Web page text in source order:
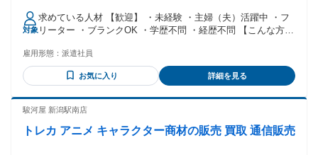
対象
求めている人材 【歓迎】 ・未経験 ・主婦（夫）活躍中 ・フ
リーター ・ブランクOK ・学歴不問 ・経歴不問 【こんな方に
き ・週2日はしっかり休みたい ・チームで協力して働きたい
・落ち着いた雰囲気の倉庫で働きたい
雇用形態： 派遣社員
お気に入り 詳細を見る
駿河屋 新潟駅南店
トレカ アニメ キャラクター商材の販売 買取 通信販売